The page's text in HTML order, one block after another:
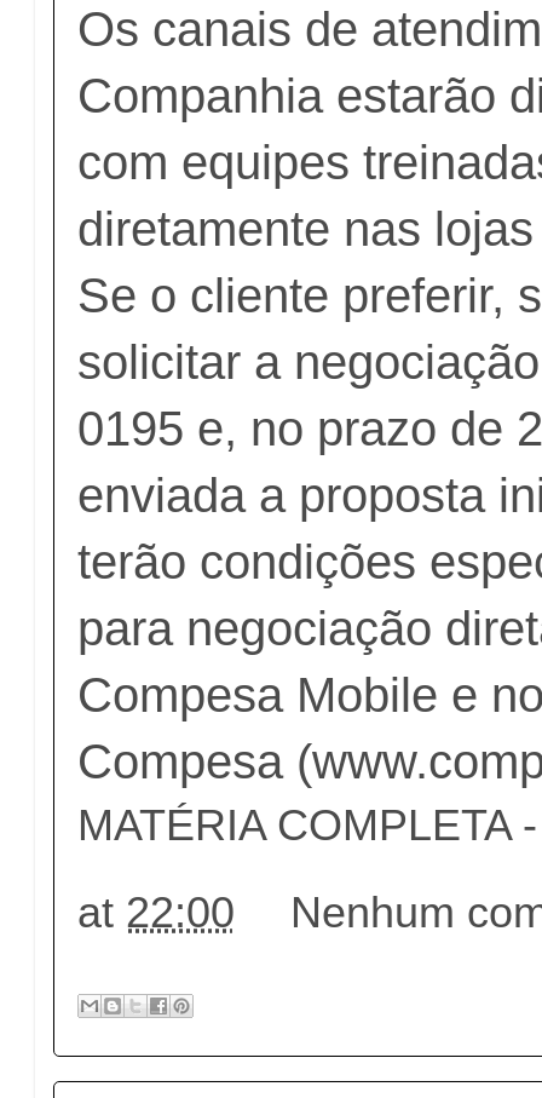
Os canais de
Companhia estarão
com equipes
diretamente nas
Se o cliente preferir,
solicitar a
0195 e, no prazo de
enviada a proposta
terão condições
para negociação
Compesa Mobile e
Compesa
MATÉRIA COMPLETA
at 22:00 Nenhum